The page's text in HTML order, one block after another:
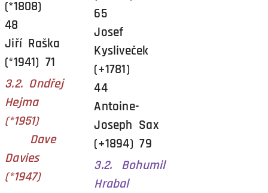
(*1808)
48
Jiří Raška
(*1941) 71
3.2. Ondřej
Hejma
(*1951)
Dave
Davies
(*1947)
65
Josef
Kysliveček
(+1781)
44
Antoine-
Joseph Sax
(+1894) 79
3.2. Bohumil
Hrabal